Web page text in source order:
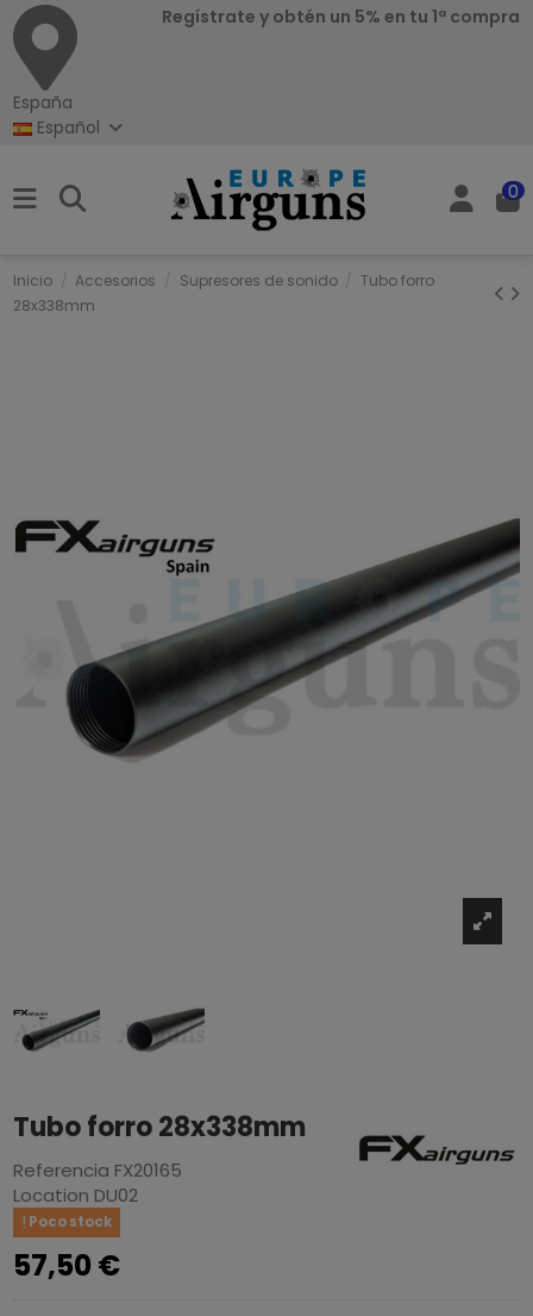
España
Regístrate y obtén un 5% en tu 1ª compra
Español
0
Inicio Accesorios Supresores de sonido
Tubo forro
28x338mm
Tubo forro 28x338mm
Referencia FX20165
Location DU02
Poco stock
57,50 €